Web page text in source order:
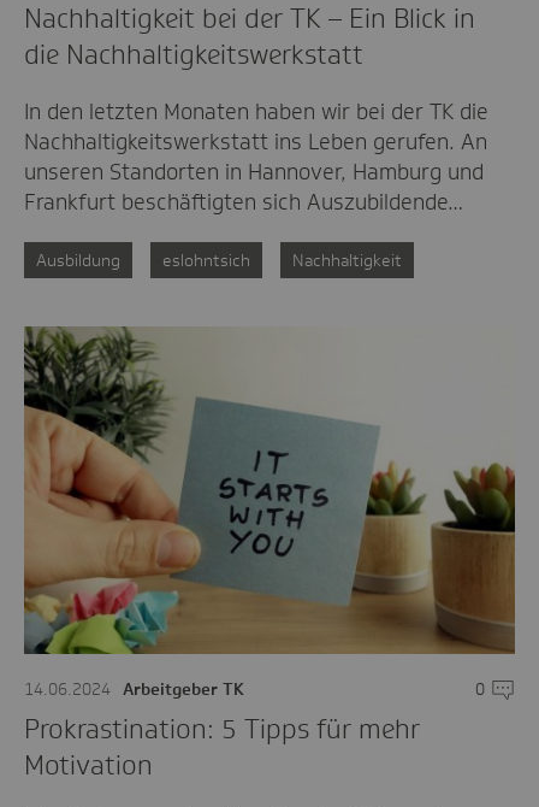
Nachhaltigkeit bei der TK – Ein Blick in
die Nachhaltigkeitswerkstatt
In den letzten Monaten haben wir bei der TK die
Nachhaltigkeitswerkstatt ins Leben gerufen. An
unseren Standorten in Hannover, Hamburg und
Frankfurt beschäftigten sich Auszubildende…
Ausbildung eslohntsich Nachhaltigkeit
14.06.2024 Arbeitgeber TK 0
Prokrastination: 5 Tipps für mehr
Motivation